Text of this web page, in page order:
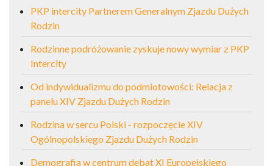
PKP intercity Partnerem Generalnym Zjazdu Dużych
Rodzin
Rodzinne podróżowanie zyskuje nowy wymiar z PKP
Intercity
Od indywidualizmu do podmiotowości: Relacja z
panelu XIV Zjazdu Dużych Rodzin
Rodzina w sercu Polski - rozpoczęcie XIV
Ogólnopolskiego Zjazdu Dużych Rodzin
Demografia w centrum debat XI Europejskiego